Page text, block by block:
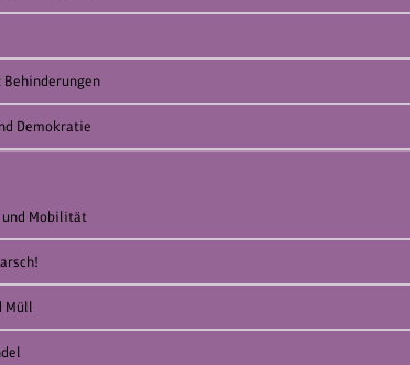
Behinderungen
Demokratie
und Mobilität
Müll